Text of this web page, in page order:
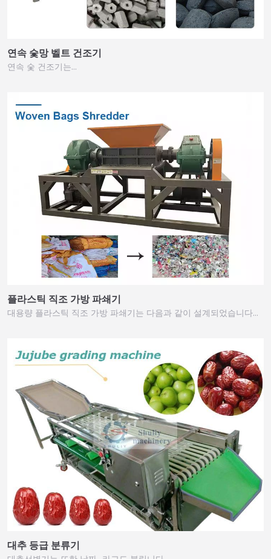
연속 숯망 벨트 건조기
연속 숯 건조기는…
플라스틱 직조 가방 파쇄기
대용량 플라스틱 직조 가방 파쇄기는 다음과 같이 설계되었습니다…
대추 등급 분류기